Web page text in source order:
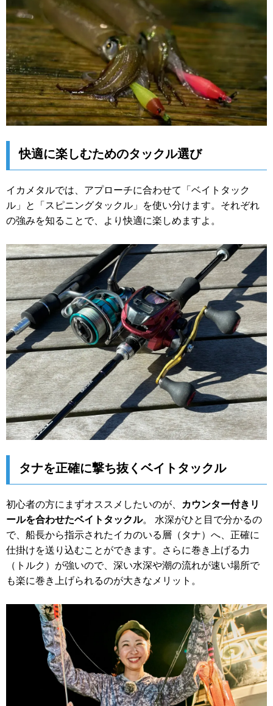
快適に楽しむためのタックル選び
イカメタルでは、アプローチに合わせて「ベイトタック
ル」と「スピニングタックル」を使い分けます。それぞれ
の強みを知ることで、より快適に楽しめますよ。
タナを正確に撃ち抜くベイトタックル
初心者の方にまずオススメしたいのが、 カウンター付きリ
ールを合わせたベイトタックル。 水深がひと目で分かるの
で、船長から指示されたイカのいる層（タナ）へ、正確に
仕掛けを送り込むことができます。さらに巻き上げる力
（トルク）が強いので、深い水深や潮の流れが速い場所で
も楽に巻き上げられるのが大きなメリット。